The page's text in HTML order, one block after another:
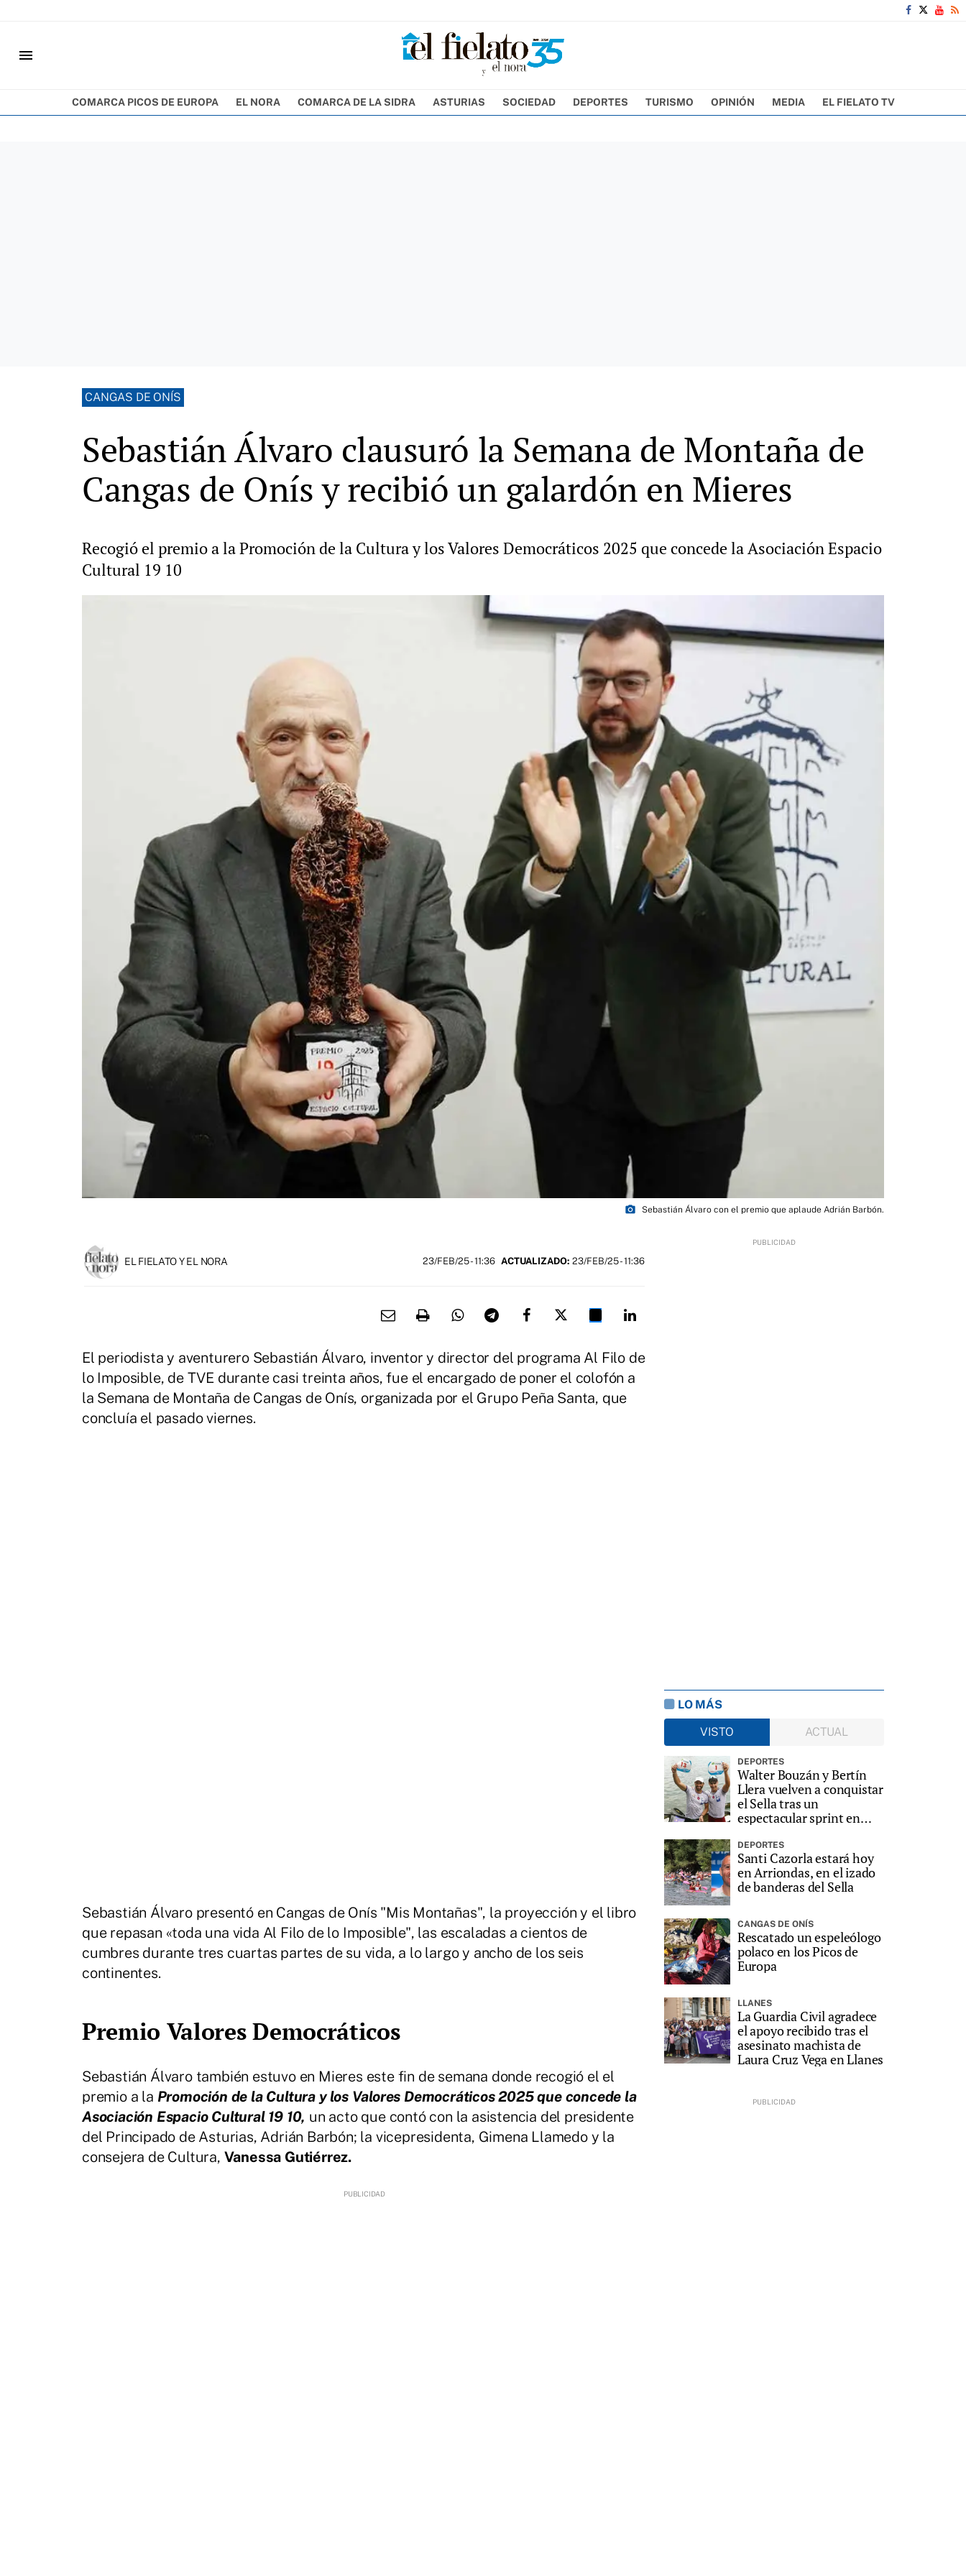
menu
COMARCA PICOS DE EUROPA EL NORA COMARCA DE LA SIDRA ASTURIAS SOCIEDAD DEPORTES TURISMO OPINIÓN MEDIA EL FIELATO TV
CANGAS DE ONÍS
Sebastián Álvaro clausuró la Semana de Montaña de
Cangas de Onís y recibió un galardón en Mieres
Recogió el premio a la Promoción de la Cultura y los Valores Democráticos 2025 que concede la Asociación Espacio
Cultural 19 10
photo_camera Sebastián Álvaro con el premio que aplaude Adrián Barbón.
EL FIELATO Y EL NORA 23/FEB/25- 11:36 ACTUALIZADO: 23/FEB/25 - 11:36
El periodista y aventurero Sebastián Álvaro, inventor y director del programa Al Filo de
lo Imposible, de TVE durante casi treinta años, fue el encargado de poner el colofón a
la Semana de Montaña de Cangas de Onís, organizada por el Grupo Peña Santa, que
concluía el pasado viernes.
Sebastián Álvaro presentó en Cangas de Onís "Mis Montañas", la proyección y el libro
que repasan «toda una vida Al Filo de lo Imposible", las escaladas a cientos de
cumbres durante tres cuartas partes de su vida, a lo largo y ancho de los seis
continentes.
Premio Valores Democráticos
Sebastián Álvaro también estuvo en Mieres este fin de semana donde recogió el el
premio a la Promoción de la Cultura y los Valores Democráticos 2025 que concede la
Asociación Espacio Cultural 19 10, un acto que contó con la asistencia del presidente
del Principado de Asturias, Adrián Barbón; la vicepresidenta, Gimena Llamedo y la
consejera de Cultura, Vanessa Gutiérrez.
LO MÁS
VISTO
ACTUAL
DEPORTES
Walter Bouzán y Bertín
Llera vuelven a conquistar
el Sella tras un
espectacular sprint en
DEPORTES
Santi Cazorla estará hoy
en Arriondas, en el izado
de banderas del Sella
CANGAS DE ONÍS
Rescatado un espeleólogo
polaco en los Picos de
Europa
LLANES
La Guardia Civil agradece
el apoyo recibido tras el
asesinato machista de
Laura Cruz Vega en Llanes